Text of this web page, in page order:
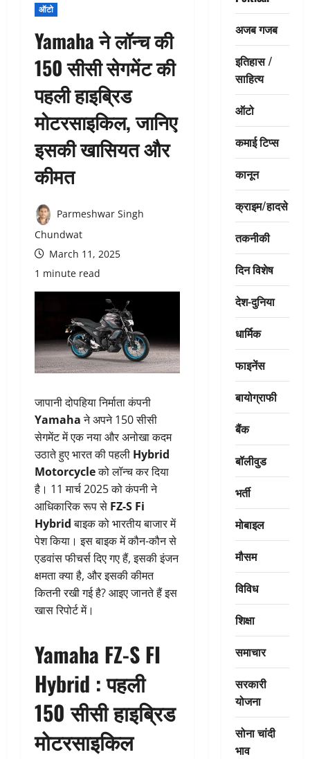
ऑटो
Yamaha ने लॉन्च की
150 सीसी सेगमेंट की
पहली हाइब्रिड
मोटरसाइकिल, जानिए
इसकी खासियत और
कीमत
Parmeshwar Singh
Chundwat
March 11, 2025
1 minute read
जापानी दोपहिया निर्माता कंपनी
Yamahaने अपने 150 सीसी
सेगमेंट में एक नया और अनोखा कदम
उठाते हुए भारत की पहली Hybrid
Motorcycleको लॉन्च कर दिया
है। 11 मार्च 2025 को कंपनी ने
आधिकारिक रूप से FZ-S Fi
Hybridबाइक को भारतीय बाजार में
पेश किया। इस बाइक में कौन-कौन से
एडवांस फीचर्स दिए गए हैं, इसकी इंजन
क्षमता क्या है, और इसकी कीमत
कितनी रखी गई है? आइए जानते हैं इस
खास रिपोर्ट में।
Yamaha FZ-S FI
Hybrid : पहली
150 सीसी हाइब्रिड
मोटरसाइकिल
अजब गजब
इतिहास /
साहित्य
ऑटो
कमाई टिप्स
कानून
क्राइम/हादसे
तकनीकी
दिन विशेष
देश-दुनिया
धार्मिक
फाइनेंस
बायोग्राफी
बैंक
बॉलीवुड
भर्ती
मोबाइल
मौसम
विविध
शिक्षा
समाचार
सरकारी
योजना
सोना चांदी
भाव